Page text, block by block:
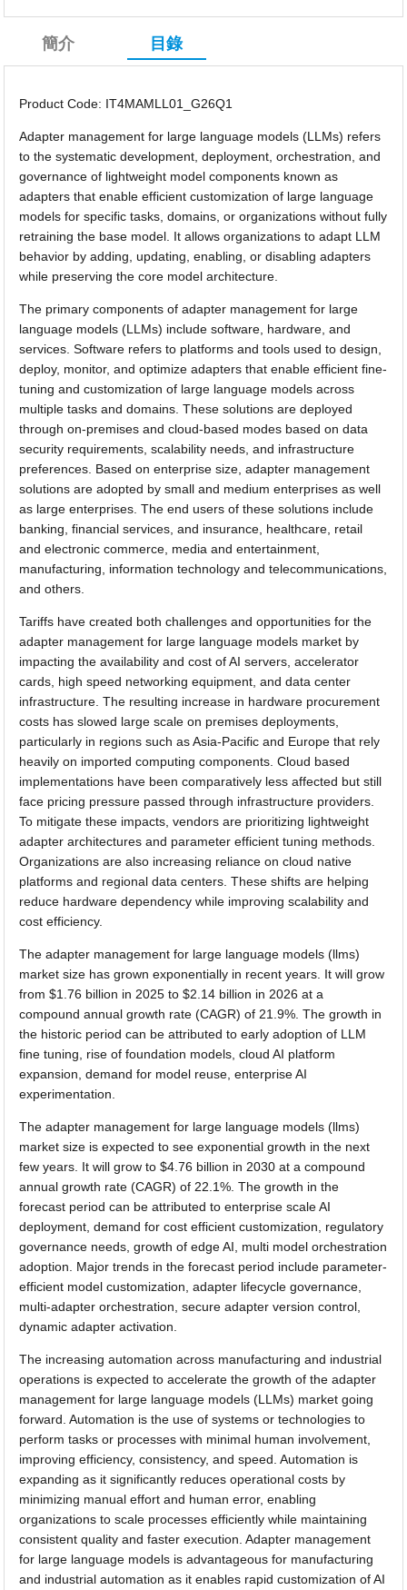
簡介 目錄
Product Code: IT4MAMLL01_G26Q1
Adapter management for large language models (LLMs) refers
to the systematic development, deployment, orchestration, and
governance of lightweight model components known as
adapters that enable efficient customization of large language
models for specific tasks, domains, or organizations without fully
retraining the base model. It allows organizations to adapt LLM
behavior by adding, updating, enabling, or disabling adapters
while preserving the core model architecture.
The primary components of adapter management for large
language models (LLMs) include software, hardware, and
services. Software refers to platforms and tools used to design,
deploy, monitor, and optimize adapters that enable efficient fine-
tuning and customization of large language models across
multiple tasks and domains. These solutions are deployed
through on-premises and cloud-based modes based on data
security requirements, scalability needs, and infrastructure
preferences. Based on enterprise size, adapter management
solutions are adopted by small and medium enterprises as well
as large enterprises. The end users of these solutions include
banking, financial services, and insurance, healthcare, retail
and electronic commerce, media and entertainment,
manufacturing, information technology and telecommunications,
and others.
Tariffs have created both challenges and opportunities for the
adapter management for large language models market by
impacting the availability and cost of AI servers, accelerator
cards, high speed networking equipment, and data center
infrastructure. The resulting increase in hardware procurement
costs has slowed large scale on premises deployments,
particularly in regions such as Asia-Pacific and Europe that rely
heavily on imported computing components. Cloud based
implementations have been comparatively less affected but still
face pricing pressure passed through infrastructure providers.
To mitigate these impacts, vendors are prioritizing lightweight
adapter architectures and parameter efficient tuning methods.
Organizations are also increasing reliance on cloud native
platforms and regional data centers. These shifts are helping
reduce hardware dependency while improving scalability and
cost efficiency.
The adapter management for large language models (llms)
market size has grown exponentially in recent years. It will grow
from $1.76 billion in 2025 to $2.14 billion in 2026 at a
compound annual growth rate (CAGR) of 21.9%. The growth in
the historic period can be attributed to early adoption of LLM
fine tuning, rise of foundation models, cloud AI platform
expansion, demand for model reuse, enterprise AI
experimentation.
The adapter management for large language models (llms)
market size is expected to see exponential growth in the next
few years. It will grow to $4.76 billion in 2030 at a compound
annual growth rate (CAGR) of 22.1%. The growth in the
forecast period can be attributed to enterprise scale AI
deployment, demand for cost efficient customization, regulatory
governance needs, growth of edge AI, multi model orchestration
adoption. Major trends in the forecast period include parameter-
efficient model customization, adapter lifecycle governance,
multi-adapter orchestration, secure adapter version control,
dynamic adapter activation.
The increasing automation across manufacturing and industrial
operations is expected to accelerate the growth of the adapter
management for large language models (LLMs) market going
forward. Automation is the use of systems or technologies to
perform tasks or processes with minimal human involvement,
improving efficiency, consistency, and speed. Automation is
expanding as it significantly reduces operational costs by
minimizing manual effort and human error, enabling
organizations to scale processes efficiently while maintaining
consistent quality and faster execution. Adapter management
for large language models is advantageous for manufacturing
and industrial automation as it enables rapid customization of AI